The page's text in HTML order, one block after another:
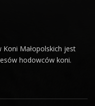
Małopolskich jest
hodowców koni.